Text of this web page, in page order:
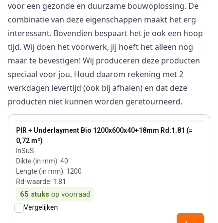
voor een gezonde en duurzame bouwoplossing. De
combinatie van deze eigenschappen maakt het erg
interessant. Bovendien bespaart het je ook een hoop
tijd. Wij doen het voorwerk, jij hoeft het alleen nog
maar te bevestigen! Wij produceren deze producten
speciaal voor jou. Houd daarom rekening met 2
werkdagen levertijd (ook bij afhalen) en dat deze
producten niet kunnen worden geretourneerd.
40 mm
PIR + Underlayment Bio 1200x600x40+18mm Rd:1.81 (=
0,72 m²)
InSuS
Dikte (in mm): 40
Lengte (in mm): 1200
Rd-waarde: 1.81
65 stuks op voorraad
View product
Vergelijken